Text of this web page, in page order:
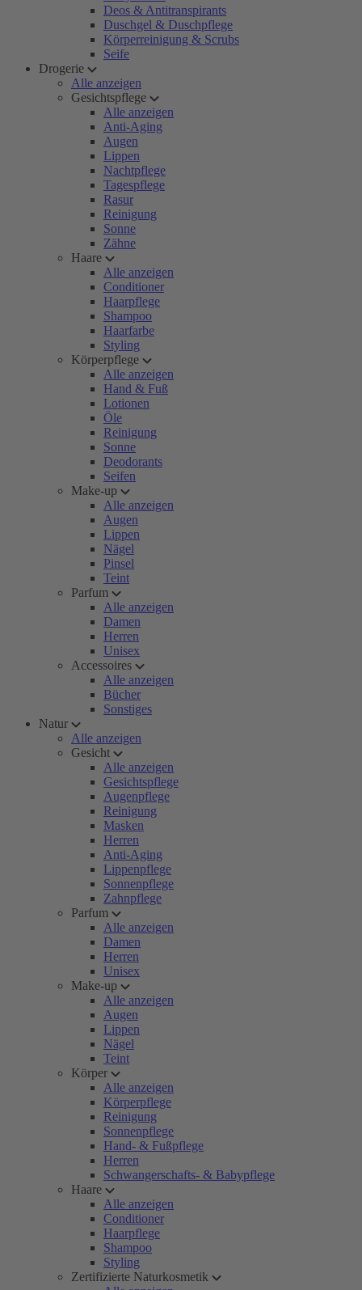
Deos & Antitranspirants
Duschgel & Duschpflege
Körperreinigung & Scrubs
Seife
Drogerie
Alle anzeigen
Gesichtspflege
Alle anzeigen
Anti-Aging
Augen
Lippen
Nachtpflege
Tagespflege
Rasur
Reinigung
Sonne
Zähne
Haare
Alle anzeigen
Conditioner
Haarpflege
Shampoo
Haarfarbe
Styling
Körperpflege
Alle anzeigen
Hand & Fuß
Lotionen
Öle
Reinigung
Sonne
Deodorants
Seifen
Make-up
Alle anzeigen
Augen
Lippen
Nägel
Pinsel
Teint
Parfum
Alle anzeigen
Damen
Herren
Unisex
Accessoires
Alle anzeigen
Bücher
Sonstiges
Natur
Alle anzeigen
Gesicht
Alle anzeigen
Gesichtspflege
Augenpflege
Reinigung
Masken
Herren
Anti-Aging
Lippenpflege
Sonnenpflege
Zahnpflege
Parfum
Alle anzeigen
Damen
Herren
Unisex
Make-up
Alle anzeigen
Augen
Lippen
Nägel
Teint
Körper
Alle anzeigen
Körperpflege
Reinigung
Sonnenpflege
Hand- & Fußpflege
Herren
Schwangerschafts- & Babypflege
Haare
Alle anzeigen
Conditioner
Haarpflege
Shampoo
Styling
Zertifizierte Naturkosmetik